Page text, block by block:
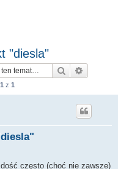
"diesla"
Szukaj
1 z 1
często (choć nie zawsze)